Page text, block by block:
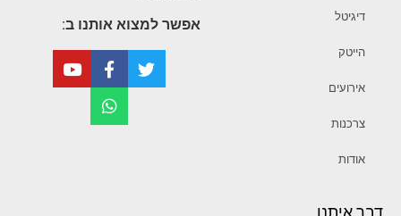
דיגיטל
הייטק
אירועים
צרכנות
אודות
אפשר למצוא אותנו ב:
דבר איתנו